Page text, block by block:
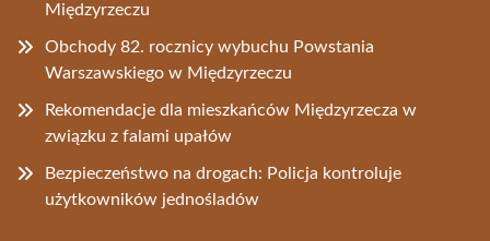
Międzyrzeczu
Obchody 82. rocznicy wybuchu Powstania
Warszawskiego w Międzyrzeczu
Rekomendacje dla mieszkańców Międzyrzecza w
związku z falami upałów
Bezpieczeństwo na drogach: Policja kontroluje
użytkowników jednośladów